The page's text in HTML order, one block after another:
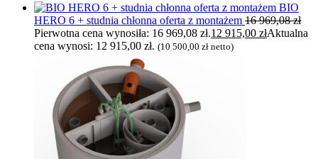
BIO
HERO 6 + studnia chłonna oferta z montażem 16 969,08zł
Pierwotna cena wynosiła: 16 969,08 zł.12 915,00 złAktualna
cena wynosi: 12 915,00 zł. (10 500,00 zł netto)